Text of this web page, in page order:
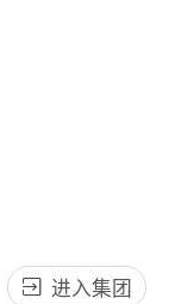
进入集团